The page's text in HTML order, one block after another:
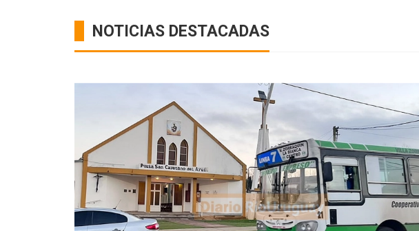
NOTICIAS DESTACADAS